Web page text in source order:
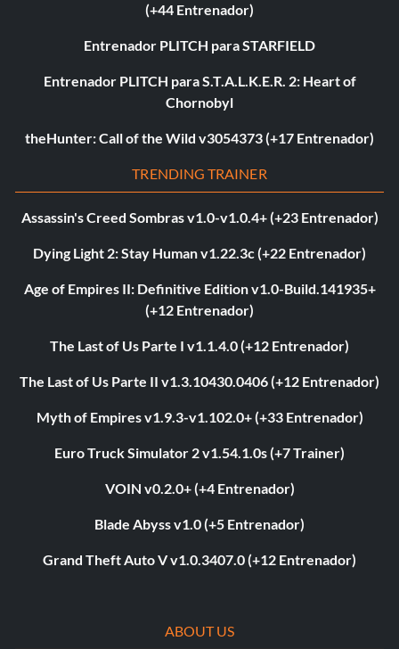
(+44 Entrenador)
Entrenador PLITCH para STARFIELD
Entrenador PLITCH para S.T.A.L.K.E.R. 2: Heart of
Chornobyl
theHunter: Call of the Wild v3054373 (+17 Entrenador)
TRENDING TRAINER
Assassin's Creed Sombras v1.0-v1.0.4+ (+23 Entrenador)
Dying Light 2: Stay Human v1.22.3c (+22 Entrenador)
Age of Empires II: Definitive Edition v1.0-Build.141935+
(+12 Entrenador)
The Last of Us Parte I v1.1.4.0 (+12 Entrenador)
The Last of Us Parte II v1.3.10430.0406 (+12 Entrenador)
Myth of Empires v1.9.3-v1.102.0+ (+33 Entrenador)
Euro Truck Simulator 2 v1.54.1.0s (+7 Trainer)
VOIN v0.2.0+ (+4 Entrenador)
Blade Abyss v1.0 (+5 Entrenador)
Grand Theft Auto V v1.0.3407.0 (+12 Entrenador)
ABOUT US